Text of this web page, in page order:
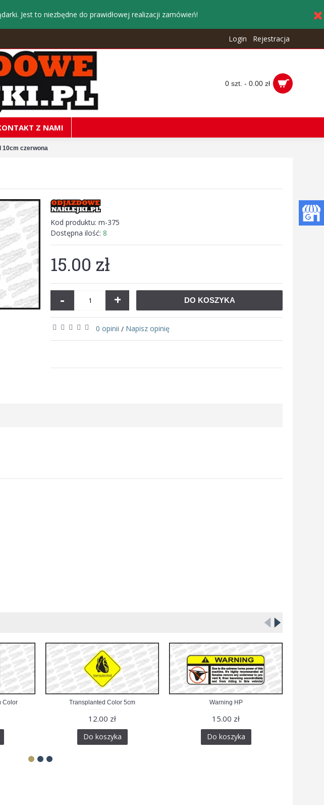
Jest to niezbędne do prawidłowej realizacji zamówień!
Login Rejestracja
0 szt. - 0.00 zł
Z NAMI
10cm czerwona
Kod produktu: m-375
Dostępna ilość: 8
15.00 zł
- + DO KOSZYKA
0 opinii / Napisz opinię
Color Transplanted Color 5cm
12.00 zł
Do koszyka
Warning HP
15.00 zł
Do koszyka